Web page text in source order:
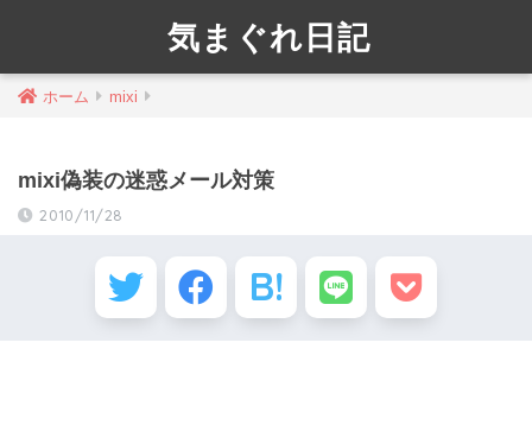
気まぐれ日記
ホーム mixi
mixi偽装の迷惑メール対策
2010/11/28